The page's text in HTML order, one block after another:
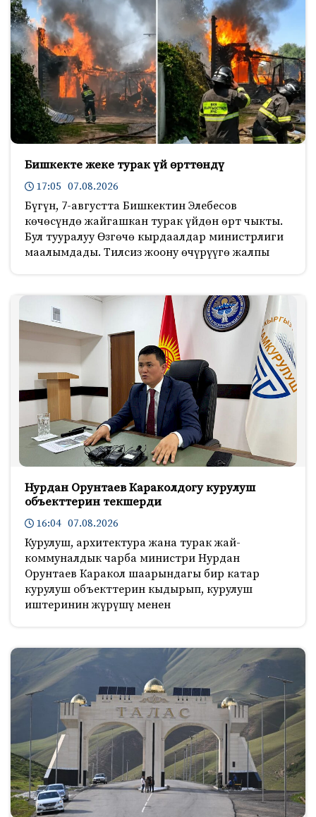
Бишкекте жеке турак үй өрттөндү
17:05 07.08.2026
Бүгүн, 7-августта Бишкектин Элебесов
көчөсүндө жайгашкан турак үйдөн өрт чыкты.
Бул тууралуу Өзгөчө кырдаалдар министрлиги
маалымдады. Тилсиз жоону өчүрүүгө жалпы
Нурдан Орунтаев Караколдогу курулуш
объекттерин текшерди
16:04 07.08.2026
Курулуш, архитектура жана турак жай-
коммуналдык чарба министри Нурдан
Орунтаев Каракол шаарындагы бир катар
курулуш объекттерин кыдырып, курулуш
иштеринин жүрүшү менен